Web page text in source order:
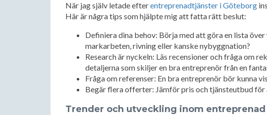
När jag själv letade efterentreprenadtjänster i Göteborg
Här är några tips som hjälpte mig att fatta rätt beslut:
Definiera dina behov: Börja med att göra en lista
markarbeten, rivning eller kanske nybyggnation?
Research är nyckeln: Läs recensioner och fråga om
detaljerna som skiljer en bra entreprenör från en
Fråga om referenser: En bra entreprenör bör kunna
Begär flera offerter: Jämför pris och tjänsteutbud för
Trender och utveckling inom entreprenad